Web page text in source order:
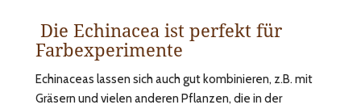
Die Echinacea ist perfekt für
Farbexperimente
Echinaceas lassen sich auch gut kombinieren, z.B. mit
Gräsern und vielen anderen Pflanzen, die in der